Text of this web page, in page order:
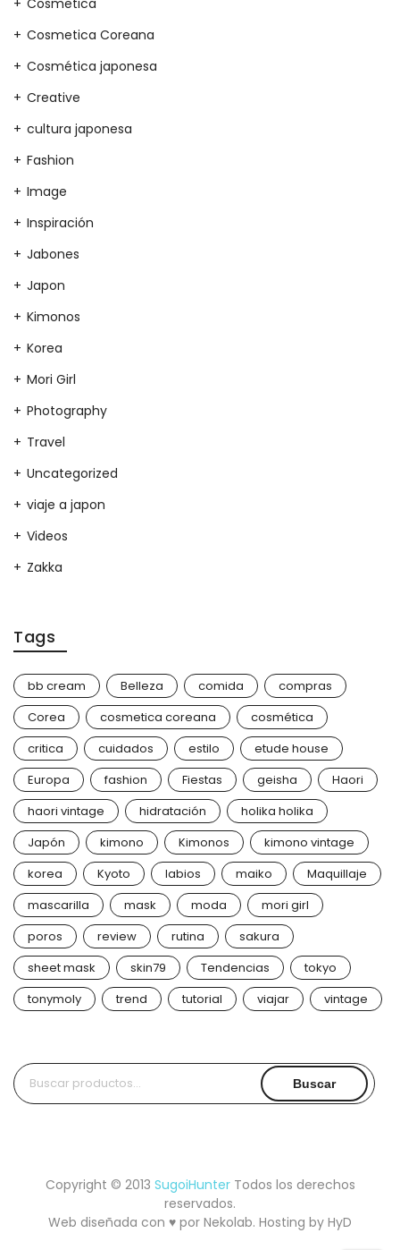
Cosmetica Coreana
Cosmética japonesa
Creative
cultura japonesa
Fashion
Image
Inspiración
Jabones
Japon
Kimonos
Korea
Mori Girl
Photography
Travel
Uncategorized
viaje a japon
Videos
Zakka
Tags
bb cream Belleza comida
compras
Corea
cosmetica coreana
cosmética
critica
cuidados estilo
etude house
Europa
fashion Fiestas geisha
Haori
haori vintage
hidratación
holika holika
Japón
kimono Kimonos
kimono vintage
korea
Kyoto labios maiko
Maquillaje
mascarilla
mask moda
mori girl
poros
review rutina
sakura
sheet mask
skin79 Tendencias
tokyo
tonymoly
trend tutorial viajar vintage
Buscar
por:
Buscar
Copyright © 2013 SugoiHunterTodos los derechos
reservados.
Web diseñada con ♥ por Nekolab. Hosting by HyD